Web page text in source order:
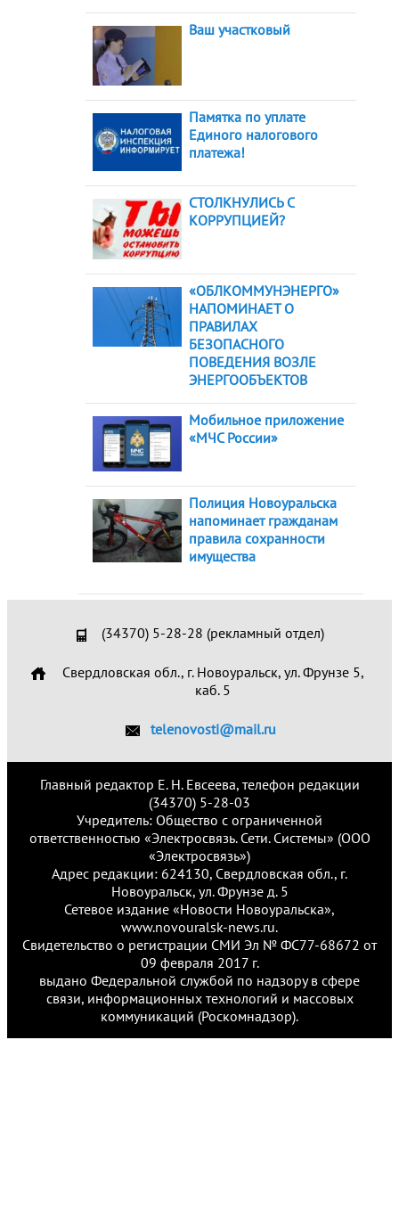
Ваш участковый
Памятка по уплате
Единого налогового
платежа!
СТОЛКНУЛИСЬ С
КОРРУПЦИЕЙ?
«ОБЛКОММУНЭНЕРГО»
НАПОМИНАЕТ О
ПРАВИЛАХ
БЕЗОПАСНОГО
ПОВЕДЕНИЯ ВОЗЛЕ
ЭНЕРГООБЪЕКТОВ
Мобильное приложение
«МЧС России»
Полиция Новоуральска
напоминает гражданам
правила сохранности
имущества
(34370) 5-28-28 (рекламный отдел)
Свердловская обл., г. Новоуральск, ул. Фрунзе 5,
каб. 5
telenovosti@mail.ru
Главный редактор Е. Н. Евсеева, телефон редакции
(34370) 5-28-03
Учредитель: Общество с ограниченной
ответственностью «Электросвязь. Сети. Системы» (ООО
«Электросвязь»)
Адрес редакции: 624130, Свердловская обл., г.
Новоуральск, ул. Фрунзе д. 5
Сетевое издание «Новости Новоуральска»,
www.novouralsk-news.ru.
Свидетельство о регистрации СМИ Эл № ФС77-68672 от
09 февраля 2017 г.
выдано Федеральной службой по надзору в сфере
связи, информационных технологий и массовых
коммуникаций (Роскомнадзор).